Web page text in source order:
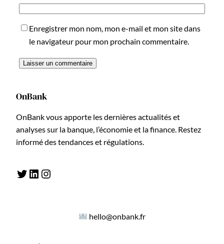
Enregistrer mon nom, mon e-mail et mon site dans
le navigateur pour mon prochain commentaire.
OnBank
OnBank vous apporte les dernières actualités et
analyses sur la banque, l’économie et la finance. Restez
informé des tendances et régulations.
Twitter LinkedIn Instagram
hello@onbank.fr